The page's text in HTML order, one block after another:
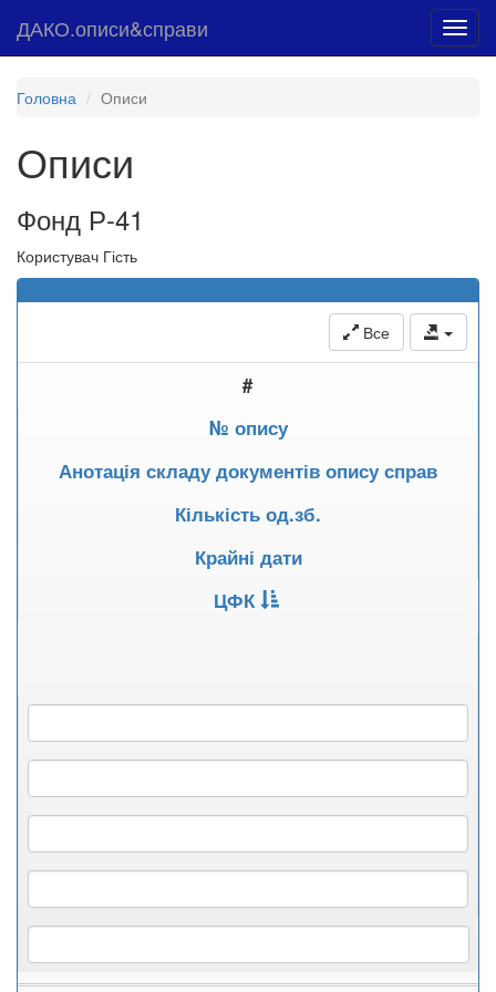
ДАКО.описи&справи
Головна Описи
Описи
Фонд Р-41
Користувач Гість
Все
#
№ опису
Анотація складу документів опису справ
Кількість од.зб.
Крайні дати
ЦФК